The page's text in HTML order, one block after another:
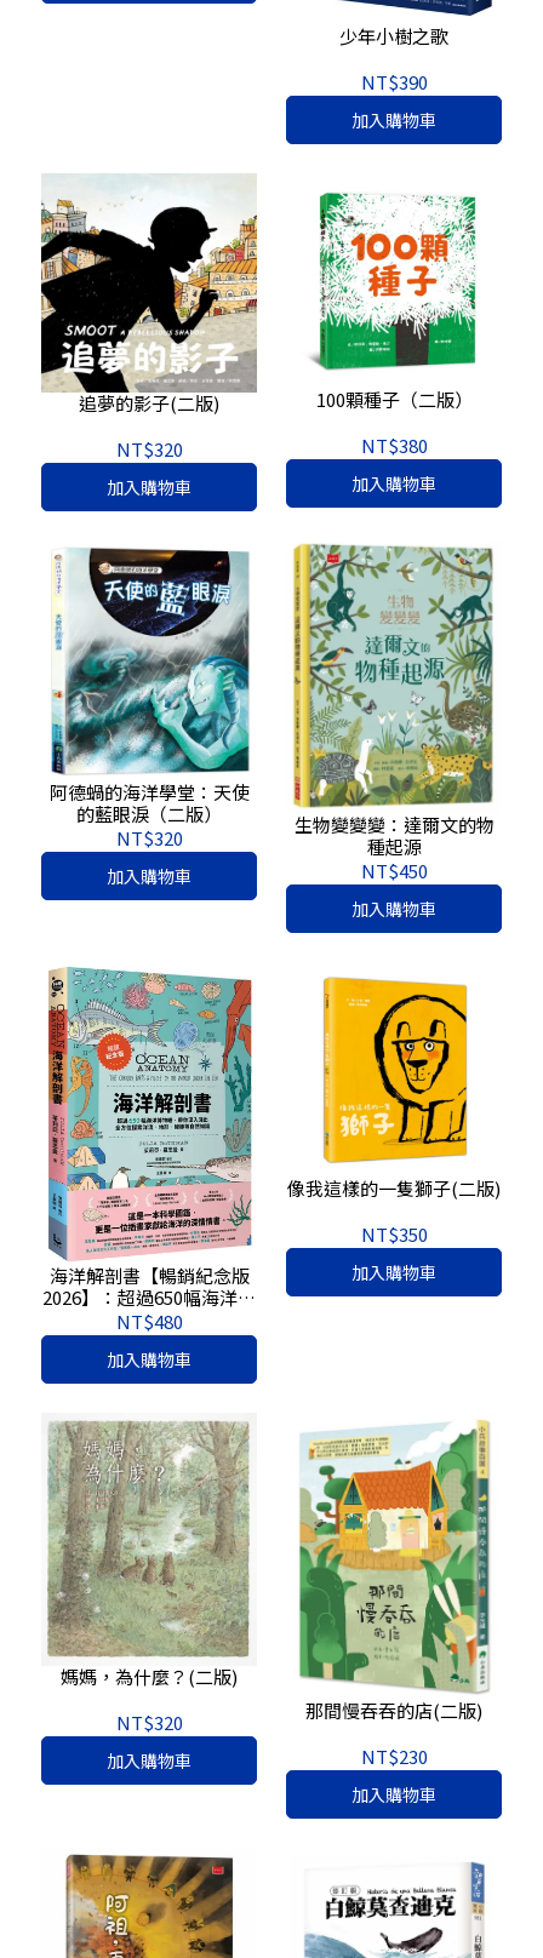
少年小樹之歌
NT$390
加入購物車
追夢的影子(二版)
NT$320
加入購物車
100顆種子（二版）
NT$380
加入購物車
阿德蝸的海洋學堂：天使
的藍眼淚（二版）
NT$320
加入購物車
生物變變變：達爾文的物
種起源
NT$450
加入購物車
海洋解剖書【暢銷紀念版
2026】：超過650幅海洋博
物繪，帶你深入淺出，全
方位探索洋流、地形、鯨
豚等自然知識
NT$480
加入購物車
像我這樣的一隻獅子(二版)
NT$350
加入購物車
媽媽，為什麼？(二版)
NT$320
加入購物車
那間慢吞吞的店(二版)
NT$230
加入購物車